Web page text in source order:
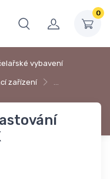
0
vybavení
zařízení …